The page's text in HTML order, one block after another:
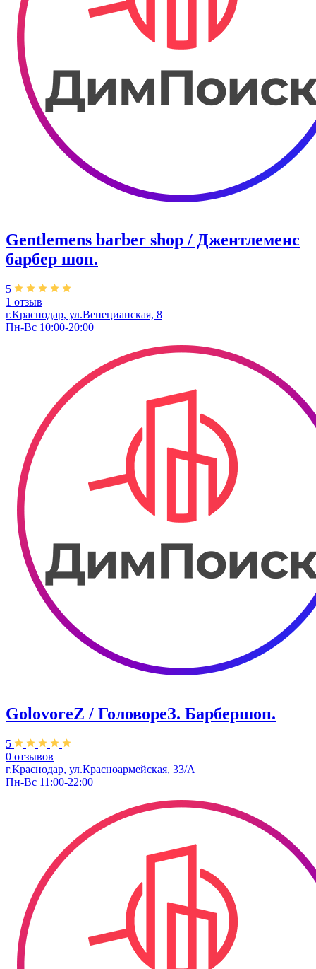
Gentlemens barber shop / Джентлеменс
барбер шоп.
5
1 отзыв
г.Краснодар, ул.Венецианская, 8
Пн-Вс 10:00-20:00
GolovoreZ / ГоловореЗ. Барбершоп.
5
0 отзывов
г.Краснодар, ул.Красноармейская, 33/А
Пн-Вс 11:00-22:00